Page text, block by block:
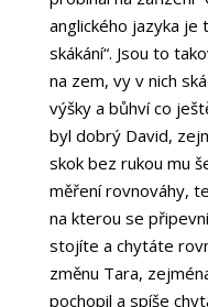
anglického jazyka je
skákání“. Jsou to
na zem, vy v nich
výšky a bůhví co
byl dobrý David,
skok bez rukou mu
měření rovnováhy,
na kterou se
stojíte a chytáte
změnu Tara,
pochopil a spíše